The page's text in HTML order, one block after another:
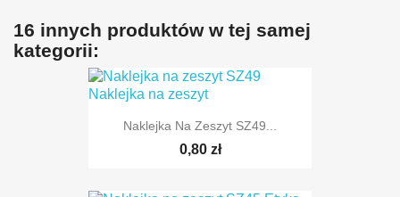
16 innych produktów w tej samej
kategorii:
Naklejka Na Zeszyt SZ49...
0,80 zł